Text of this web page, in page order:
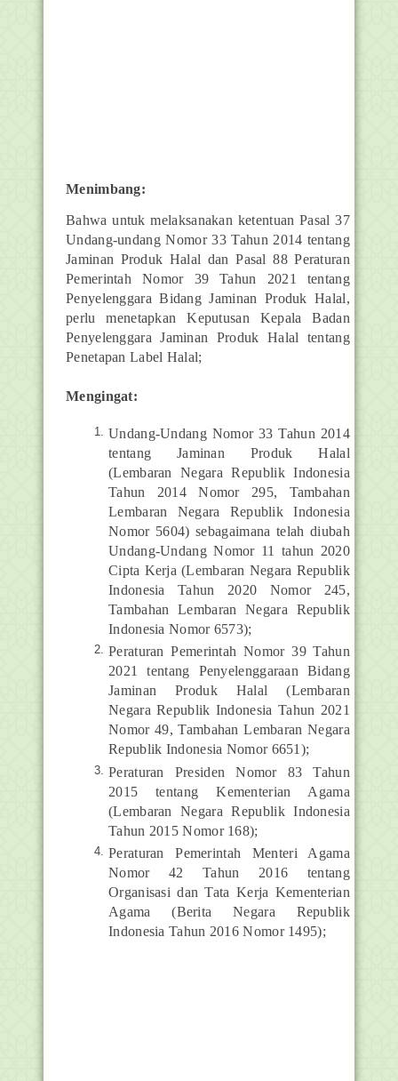
Menimbang:
Bahwa untuk melaksanakan ketentuan Pasal 37
Undang-undang Nomor 33 Tahun 2014 tentang
Jaminan Produk Halal dan Pasal 88 Peraturan
Pemerintah Nomor 39 Tahun 2021 tentang
Penyelenggara Bidang Jaminan Produk Halal,
perlu menetapkan Keputusan Kepala Badan
Penyelenggara Jaminan Produk Halal tentang
Penetapan Label Halal;
Mengingat:
Undang-Undang Nomor 33 Tahun 2014
tentang Jaminan Produk Halal
(Lembaran Negara Republik Indonesia
Tahun 2014 Nomor 295, Tambahan
Lembaran Negara Republik Indonesia
Nomor 5604) sebagaimana telah diubah
Undang-Undang Nomor 11 tahun 2020
Cipta Kerja (Lembaran Negara Republik
Indonesia Tahun 2020 Nomor 245,
Tambahan Lembaran Negara Republik
Indonesia Nomor 6573);
Peraturan Pemerintah Nomor 39 Tahun
2021 tentang Penyelenggaraan Bidang
Jaminan Produk Halal (Lembaran
Negara Republik Indonesia Tahun 2021
Nomor 49, Tambahan Lembaran Negara
Republik Indonesia Nomor 6651);
Peraturan Presiden Nomor 83 Tahun
2015 tentang Kementerian Agama
(Lembaran Negara Republik Indonesia
Tahun 2015 Nomor 168);
Peraturan Pemerintah Menteri Agama
Nomor 42 Tahun 2016 tentang
Organisasi dan Tata Kerja Kementerian
Agama (Berita Negara Republik
Indonesia Tahun 2016 Nomor 1495);